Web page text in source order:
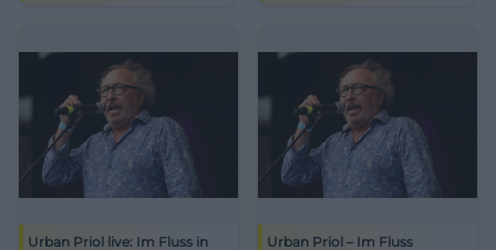
Urban Priol live: Im Fluss in
Urban Priol – Im Fluss